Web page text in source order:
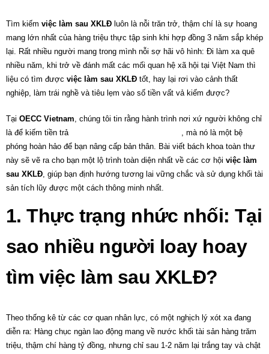
Tìm kiếm việc làm sau XKLĐ luôn là nỗi trăn trở, thậm chí là sự hoang
mang lớn nhất của hàng triệu thực tập sinh khi hợp đồng 3 năm sắp khép
lại. Rất nhiều người mang trong mình nỗi sợ hãi vô hình: Đi làm xa quê
nhiều năm, khi trở về đánh mất các mối quan hệ xã hội tại Việt Nam thì
liệu có tìm được việc làm sau XKLĐ tốt, hay lại rơi vào cảnh thất
nghiệp, làm trái nghề và tiêu lẹm vào số tiền vất vả kiếm được?
Tại OECC Vietnam, chúng tôi tin rằng hành trình nơi xứ người không chỉ
là để kiếm tiền trả
, mà nó là một bệ
phóng hoàn hảo để bạn nâng cấp bản thân. Bài viết bách khoa toàn thư
này sẽ vẽ ra cho bạn một lộ trình toàn diện nhất về các cơ hội việc làm
sau XKLĐ, giúp bạn định hướng tương lai vững chắc và sử dụng khối tài
sản tích lũy được một cách thông minh nhất.
1. Thực trạng nhức nhối: Tại
sao nhiều người loay hoay
tìm việc làm sau XKLĐ?
Theo thống kê từ các cơ quan nhân lực, có một nghịch lý xót xa đang
diễn ra: Hàng chục ngàn lao động mang về nước khối tài sản hàng trăm
triệu, thậm chí hàng tỷ đồng, nhưng chỉ sau 1-2 năm lại trắng tay và chật